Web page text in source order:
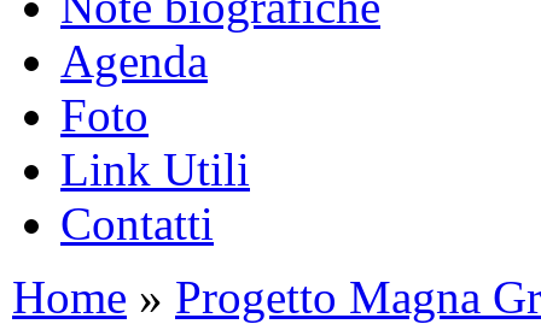
Agenda
Foto
Link Utili
Contatti
Home » Progetto Magna